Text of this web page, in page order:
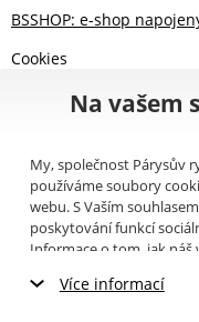
BSSHOP: e-shop
Cookies
Na vašem
My, společnost Párysův
používáme soubory
webu. S Vaším
poskytování funkcí
Informace o tom, jak
můžete přečíst, jak tyto
Více informací